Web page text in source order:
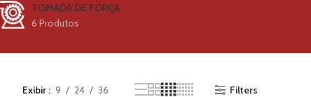
TOMADA DE FORÇA
6 Produtos
Exibir 9 24 36 Filters